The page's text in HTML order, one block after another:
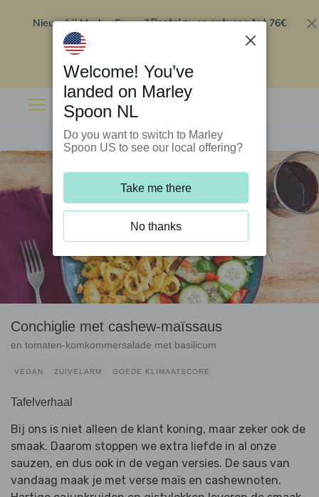
Nieuw bij Marley Spoon?Bestel nu en ontvang tot 76€
Conchiglie met cashew-maïssaus
en tomaten-komkommersalade met basilicum
VEGAN ZUIVELARM GOEDE KLIMAATSCORE
Tafelverhaal
Bij ons is niet alleen de klant koning, maar zeker ook de
smaak. Daarom stoppen we extra liefde in al onze
sauzen, en dus ook in de vegan versies. De saus van
vandaag maak je met verse maïs en cashewnoten.
Welcome! You’ve
landed on Marley
Spoon NL
Do you want to switch to Marley
Spoon US to see our local offering?
Take me there
No thanks